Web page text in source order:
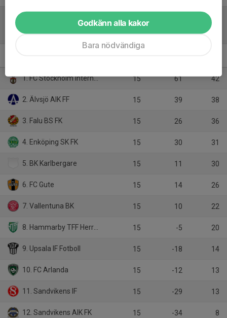
Tabell
1. FC Stockholm Internazionale 15 61 42
2. Älvsjö AIK FF 15 39 38
3. Falu BS FK 15 26 36
4. Enköping SK FK 15 30 31
5. BK Karlbergare 15 11 30
6. FC Gute 15 14 26
7. Vallentuna BK 15 10 22
8. Hammarby TFF Herrfotboll 15 -5 20
9. Upsala IF Fotboll 15 -18 14
10. FC Arlanda 15 -12 13
11. Sandvikens IF 15 -29 13
12. Sandvikens AIK FK 15 -34 8
Godkänn alla kakor
Bara nödvändiga